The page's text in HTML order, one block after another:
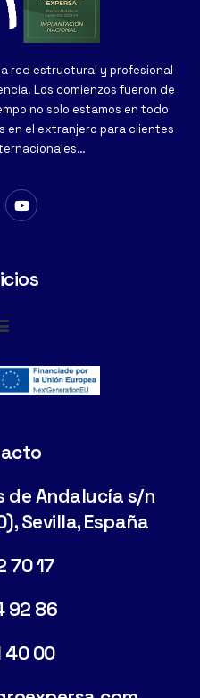
red estructural y profesional
Los comienzos fueron de
no solo estamos en todo
en el extranjero para clientes
de Andalucía s/n
Sevilla, España
70 17
92 86
40 00